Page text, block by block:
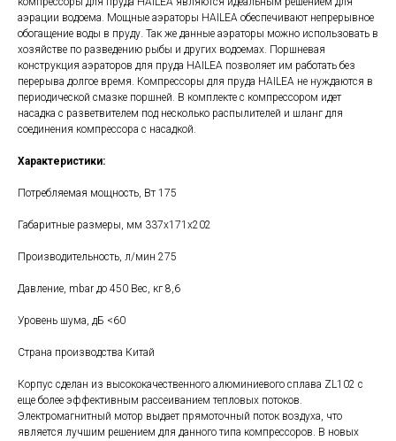
аэрации водоема. Мощные аэраторы HAILEA обеспечивают непрерывное
обогащение воды в пруду. Так же данные аэраторы можно использовать в
хозяйстве по разведению рыбы и других водоемах. Поршневая
конструкция аэраторов для пруда HAILEA позволяет им работать без
перерыва долгое время. Компрессоры для пруда HAILEA не нуждаются в
периодической смазке поршней. В комплекте с компрессором идет
насадка с разветвителем под несколько распылителей и шланг для
соединения компрессора с насадкой.
Характеристики:
Потребляемая мощность, Вт 175
Габаритные размеры, мм 337х171х202
Производительность, л/мин 275
Давление, mbar до 450 Вес, кг 8,6
Уровень шума, дБ <60
Страна производства Китай
Корпус сделан из высококачественного алюминиевого сплава ZL102 с
еще более эффективным рассеиванием тепловых потоков.
Электромагнитный мотор выдает прямоточный поток воздуха, что
является лучшим решением для данного типа компрессоров. В новых